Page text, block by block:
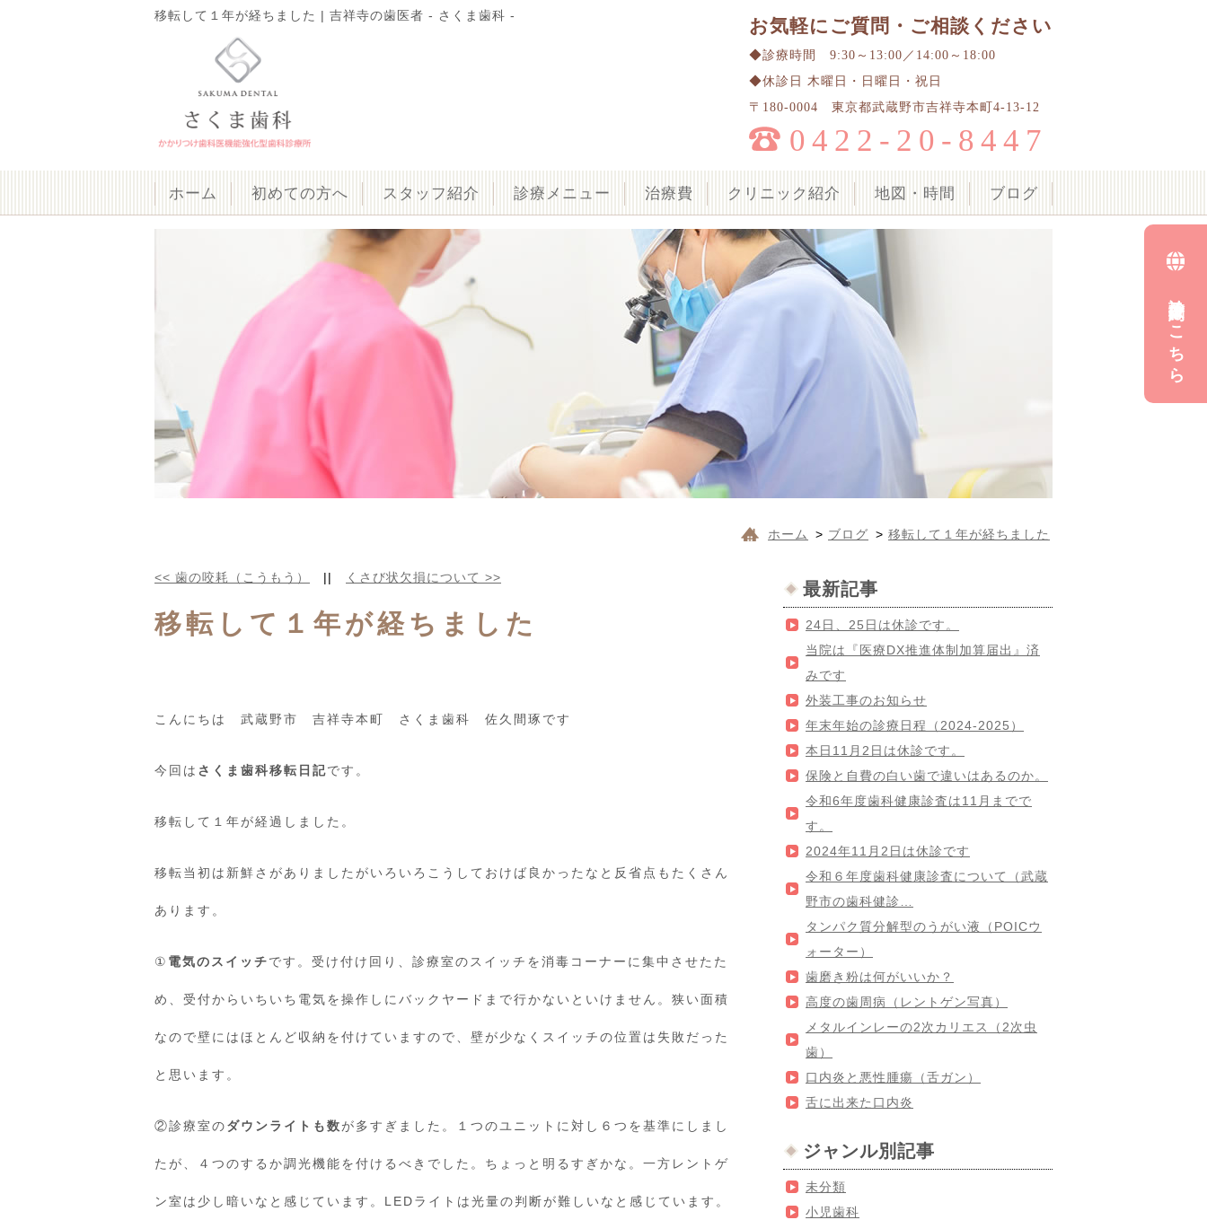
移転して１年が経ちました | 吉祥寺の歯医者 - さくま歯科 - お気軽にご質問・ご相談ください
◆診療時間 9:30～13:00／14:00～18:00
◆休診日 木曜日・日曜日・祝日
〒180-0004 東京都武蔵野市吉祥寺本町4-13-12
0422-20-8447
ホーム 初めての方へ スタッフ紹介 診療メニュー 治療費 クリニック紹介 地図・時間 ブログ
診療予約はこちら
ホーム > ブログ > 移転して１年が経ちました
<< 歯の咬耗（こうもう） || くさび状欠損について >>
移転して１年が経ちました
こんにちは 武蔵野市 吉祥寺本町 さくま歯科 佐久間琢です
今回は さくま歯科移転日記です。
移転して１年が経過しました。
移転当初は新鮮さがありましたがいろいろこうしておけば良かったなと反省点もたくさん
あります。
① 電気のスイッチです。受け付け回り、診療室のスイッチを消毒コーナーに集中させたた
め、受付からいちいち電気を操作しにバックヤードまで行かないといけません。狭い面積
なので壁にはほとんど収納を付けていますので、壁が少なくスイッチの位置は失敗だった
と思います。
②診療室のダウンライトも数が多すぎました。１つのユニットに対し６つを基準にしまし
たが、４つのするか調光機能を付けるべきでした。ちょっと明るすぎかな。一方レントゲ
ン室は少し暗いなと感じています。LEDライトは光量の判断が難しいなと感じています。
最新記事
24日、25日は休診です。
当院は『医療DX推進体制加算届出』済
みです
外装工事のお知らせ
年末年始の診療日程（2024-2025）
本日11月2日は休診です。
保険と自費の白い歯で違いはあるのか。
令和6年度歯科健康診査は11月までで
す。
2024年11月2日は休診です
令和６年度歯科健康診査について（武蔵
野市の歯科健診…
タンパク質分解型のうがい液（POICウ
ォーター）
歯磨き粉は何がいいか？
高度の歯周病（レントゲン写真）
メタルインレーの2次カリエス（2次虫
歯）
口内炎と悪性腫瘍（舌ガン）
舌に出来た口内炎
ジャンル別記事
未分類
小児歯科